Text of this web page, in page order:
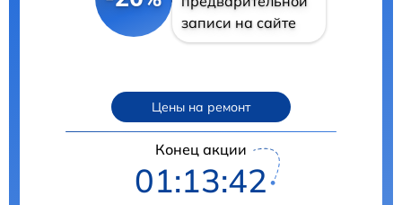
записи на сайте
Цены на ремонт
Конец акции
01:13:41